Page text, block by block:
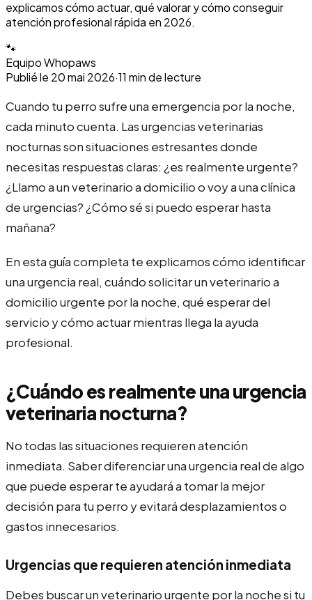
explicamos cómo actuar, qué valorar y cómo conseguir
atención profesional rápida en 2026.
🐾
Equipo Whopaws
Publié le 20 mai 2026·11 min de lecture
Cuando tu perro sufre una emergencia por la noche,
cada minuto cuenta. Las urgencias veterinarias
nocturnas son situaciones estresantes donde
necesitas respuestas claras: ¿es realmente urgente?
¿Llamo a un veterinario a domicilio o voy a una clínica
de urgencias? ¿Cómo sé si puedo esperar hasta
mañana?
En esta guía completa te explicamos cómo identificar
una urgencia real, cuándo solicitar un veterinario a
domicilio urgente por la noche, qué esperar del
servicio y cómo actuar mientras llega la ayuda
profesional.
¿Cuándo es realmente una urgencia
veterinaria nocturna?
No todas las situaciones requieren atención
inmediata. Saber diferenciar una urgencia real de algo
que puede esperar te ayudará a tomar la mejor
decisión para tu perro y evitará desplazamientos o
gastos innecesarios.
Urgencias que requieren atención inmediata
Debes buscar un veterinario urgente por la noche si tu